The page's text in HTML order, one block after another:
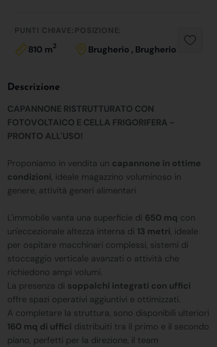
PUNTI CHIAVE:
810 m2
POSIZIONE:
Brugherio , Brugherio
Descrizione
CAPANNONE RISTRUTTURATO CON
FOTOVOLTAICO E CELLA FRIGORIFERA -
PRONTO ALL'USO!
Proponiamo in vendita un capannone in ottime
condizioni, ideale magazzino voluminoso in
genere, attività generi alimentari
L'immobile vanta una superficie di 650 mq con
un'eccezionale altezza interna di 13 metri, ideale
per ospitare macchinari complessi, sistemi di
stoccaggio verticale avanzati o attività che
richiedono ampi volumi.
La presenza di soppalchi integrati con uffici
offre spazi operativi aggiuntivi e ottimizzati.
A completare la struttura, sono disponibili ulteriori
160 mq di uffici distribuiti tra il primo e il secondo
piano, perfetti per la direzione, il team